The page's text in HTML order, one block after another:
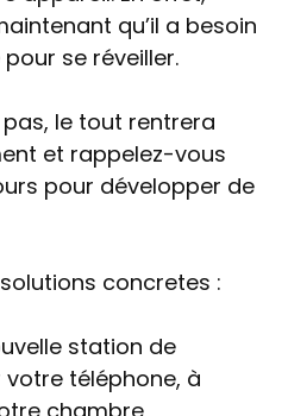
qu’il a besoin
se réveiller.
le tout rentrera
et rappelez-vous
pour développer de
concretes :
station de
téléphone, à